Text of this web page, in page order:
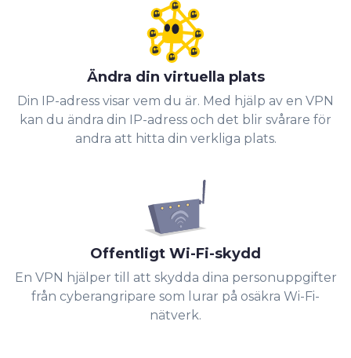
Ändra din virtuella plats
Din IP-adress visar vem du är. Med hjälp av en VPN
kan du ändra din IP-adress och det blir svårare för
andra att hitta din verkliga plats.
Offentligt Wi-Fi-skydd
En VPN hjälper till att skydda dina personuppgifter
från cyberangripare som lurar på osäkra Wi-Fi-
nätverk.